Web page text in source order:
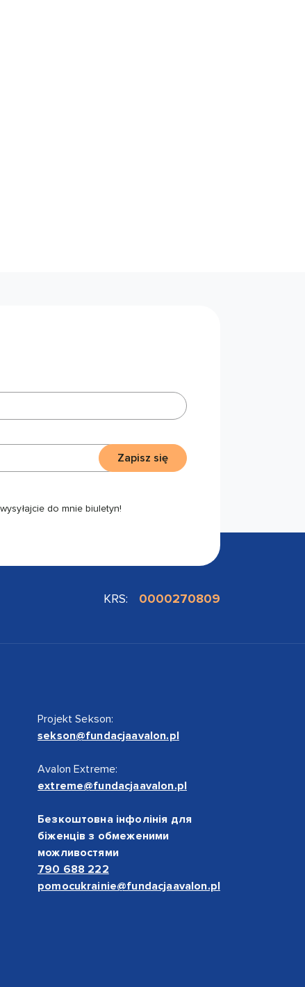
do mnie biuletyn!
Zapisz się
KRS: 0000270809
Projekt Sekson:
sekson@fundacjaavalon.pl
Avalon Extreme:
extreme@fundacjaavalon.pl
Безкоштовна інфолінія для
біженців з обмеженими
можливостями
790 688 222
pomocukrainie@fundacjaavalon.pl